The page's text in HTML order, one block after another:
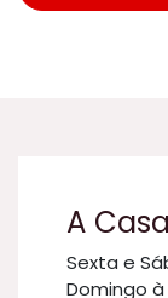
A
Sexta e
Domingo à